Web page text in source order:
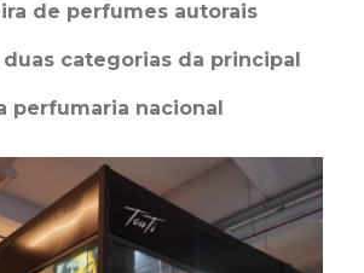
de perfumes autorais
categorias da principal
perfumaria nacional